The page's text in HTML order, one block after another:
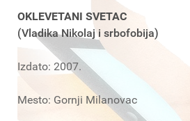
OKLEVETANI SVETAC
(Vladika Nikolaj i srbofobija)
Izdato: 2007.
Mesto: Gornji Milanovac